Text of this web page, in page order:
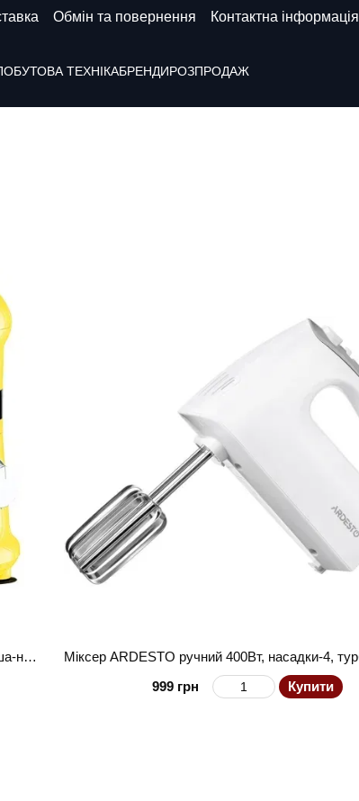
Обмін та повернення Контактна інформація
ТЕХНІКАБРЕНДИРОЗПРОДАЖ
Міксер ARDESTO планетарний 800Вт, насадки-3, чаша-нерж., метал, 4л, Pulse-режим, жовтий
999 грн
Купити